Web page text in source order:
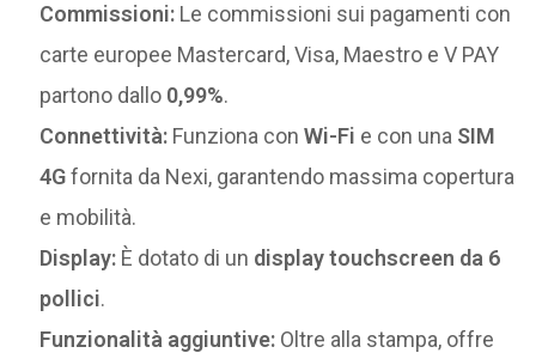
Commissioni: Le commissioni sui pagamenti con
carte europee Mastercard, Visa, Maestro e V PAY
partono dallo 0,99%.
Connettività: Funziona conWi-Fi e con una SIM
4Gfornita da Nexi, garantendo massima copertura
e mobilità.
Display: È dotato di un display touchscreen da 6
pollici.
Funzionalità aggiuntive: Oltre alla stampa, offre